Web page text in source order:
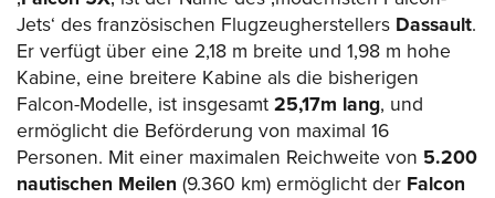
Jets‘ des französischen Flugzeugherstellers Dassault.
Er verfügt über eine 2,18 m breite und 1,98 m hohe
Kabine, eine breitere Kabine als die bisherigen
Falcon-Modelle, ist insgesamt 25,17m lang, und
ermöglicht die Beförderung von maximal 16
Personen. Mit einer maximalen Reichweite von 5.200
nautischen Meilen (9.360 km) ermöglicht der Falcon